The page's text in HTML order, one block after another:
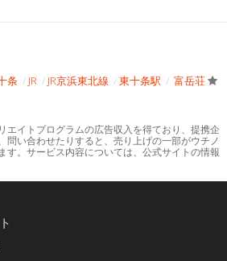
条 JR JR京浜東北線 東十条駅 富岳荘
エイトプログラムの広告収入を得ており、提携企
問い合わせたりすると、売り上げの一部がウチノ
す。サービス内容については、公式サイトの情報